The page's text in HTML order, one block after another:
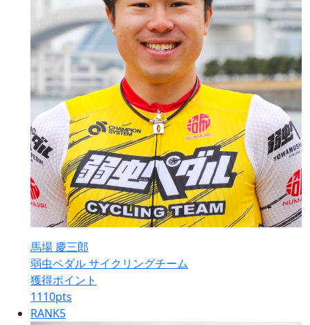
馬場 慶三郎
弱虫ペダル サイクリングチーム
獲得ポイント
1110pts
RANK5